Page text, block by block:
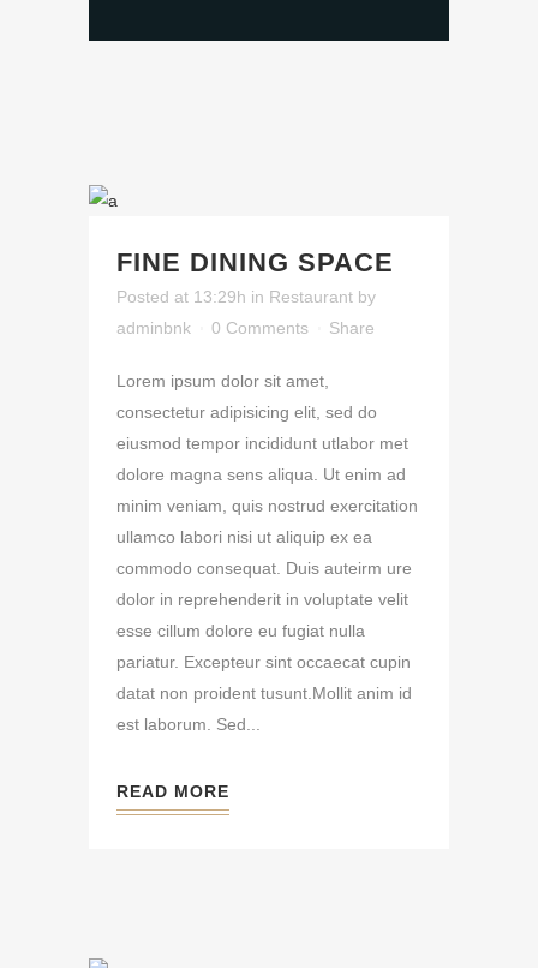
FINE DINING SPACE
Posted at 13:29h in Restaurant by
adminbnk
0 Comments Share
Lorem ipsum dolor sit amet,
consectetur adipisicing elit, sed do
eiusmod tempor incididunt utlabor met
dolore magna sens aliqua. Ut enim ad
minim veniam, quis nostrud exercitation
ullamco labori nisi ut aliquip ex ea
commodo consequat. Duis auteirm ure
dolor in reprehenderit in voluptate velit
esse cillum dolore eu fugiat nulla
pariatur. Excepteur sint occaecat cupin
datat non proident tusunt.Mollit anim id
est laborum. Sed...
READ MORE